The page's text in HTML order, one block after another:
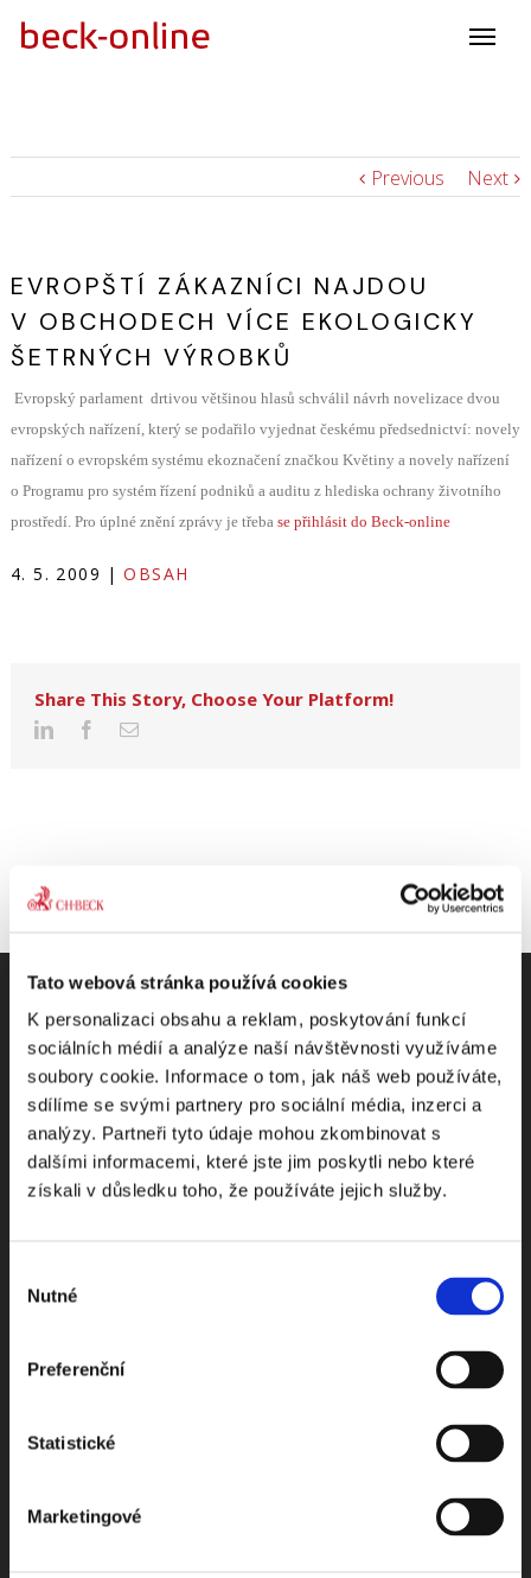
Tato webová stránka používá cookies
K personalizaci obsahu a reklam, poskytování funkcí
sociálních médií a analýze naší návštěvnosti využíváme
soubory cookie. Informace o tom, jak náš web používáte,
sdílíme se svými partnery pro sociální média, inzerci a
analýzy. Partneři tyto údaje mohou zkombinovat s
dalšími informacemi, které jste jim poskytli nebo které
získali v důsledku toho, že používáte jejich služby.
souhlasu
Nutné
Preferenční
Statistické
Marketingové
Previous Next
EVROPŠTÍ ZÁKAZNÍCI NAJDOU
V OBCHODECH VÍCE EKOLOGICKY
ŠETRNÝCH VÝROBKŮ
Evropský parlament drtivou většinou hlasů schválil návrh novelizace dvou
evropských nařízení, který se podařilo vyjednat českému předsednictví: novely
nařízení o evropském systému ekoznačení značkou Květiny a novely nařízení
o Programu pro systém řízení podniků a auditu z hlediska ochrany životního
prostředí. Pro úplné znění zprávy je třeba se přihlásit do Beck-online
4. 5. 2009 | OBSAH
Share This Story, Choose Your Platform!
Odebírejte Beck-online
NEWS
zpracování osobních údajů